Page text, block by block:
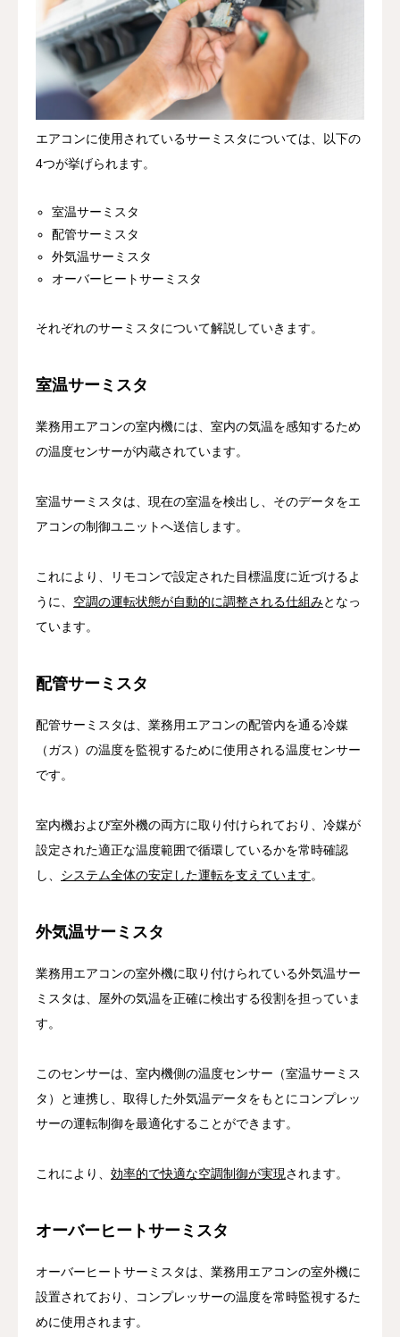
エアコンに使用されているサーミスタについては、以下の
4つが挙げられます。
室温サーミスタ
配管サーミスタ
外気温サーミスタ
オーバーヒートサーミスタ
それぞれのサーミスタについて解説していきます。
室温サーミスタ
業務用エアコンの室内機には、室内の気温を感知するため
の温度センサーが内蔵されています。
室温サーミスタは、現在の室温を検出し、そのデータをエ
アコンの制御ユニットへ送信します。
これにより、リモコンで設定された目標温度に近づけるよ
うに、 空調の運転状態が自動的に調整される仕組みとなっ
ています。
配管サーミスタ
配管サーミスタは、業務用エアコンの配管内を通る冷媒
（ガス）の温度を監視するために使用される温度センサー
です。
室内機および室外機の両方に取り付けられており、冷媒が
設定された適正な温度範囲で循環しているかを常時確認
し、 システム全体の安定した運転を支えています。
外気温サーミスタ
業務用エアコンの室外機に取り付けられている外気温サー
ミスタは、屋外の気温を正確に検出する役割を担っていま
す。
このセンサーは、室内機側の温度センサー（室温サーミス
タ）と連携し、取得した外気温データをもとにコンプレッ
サーの運転制御を最適化することができます。
これにより、 効率的で快適な空調制御が実現されます。
オーバーヒートサーミスタ
オーバーヒートサーミスタは、業務用エアコンの室外機に
設置されており、コンプレッサーの温度を常時監視するた
めに使用されます。